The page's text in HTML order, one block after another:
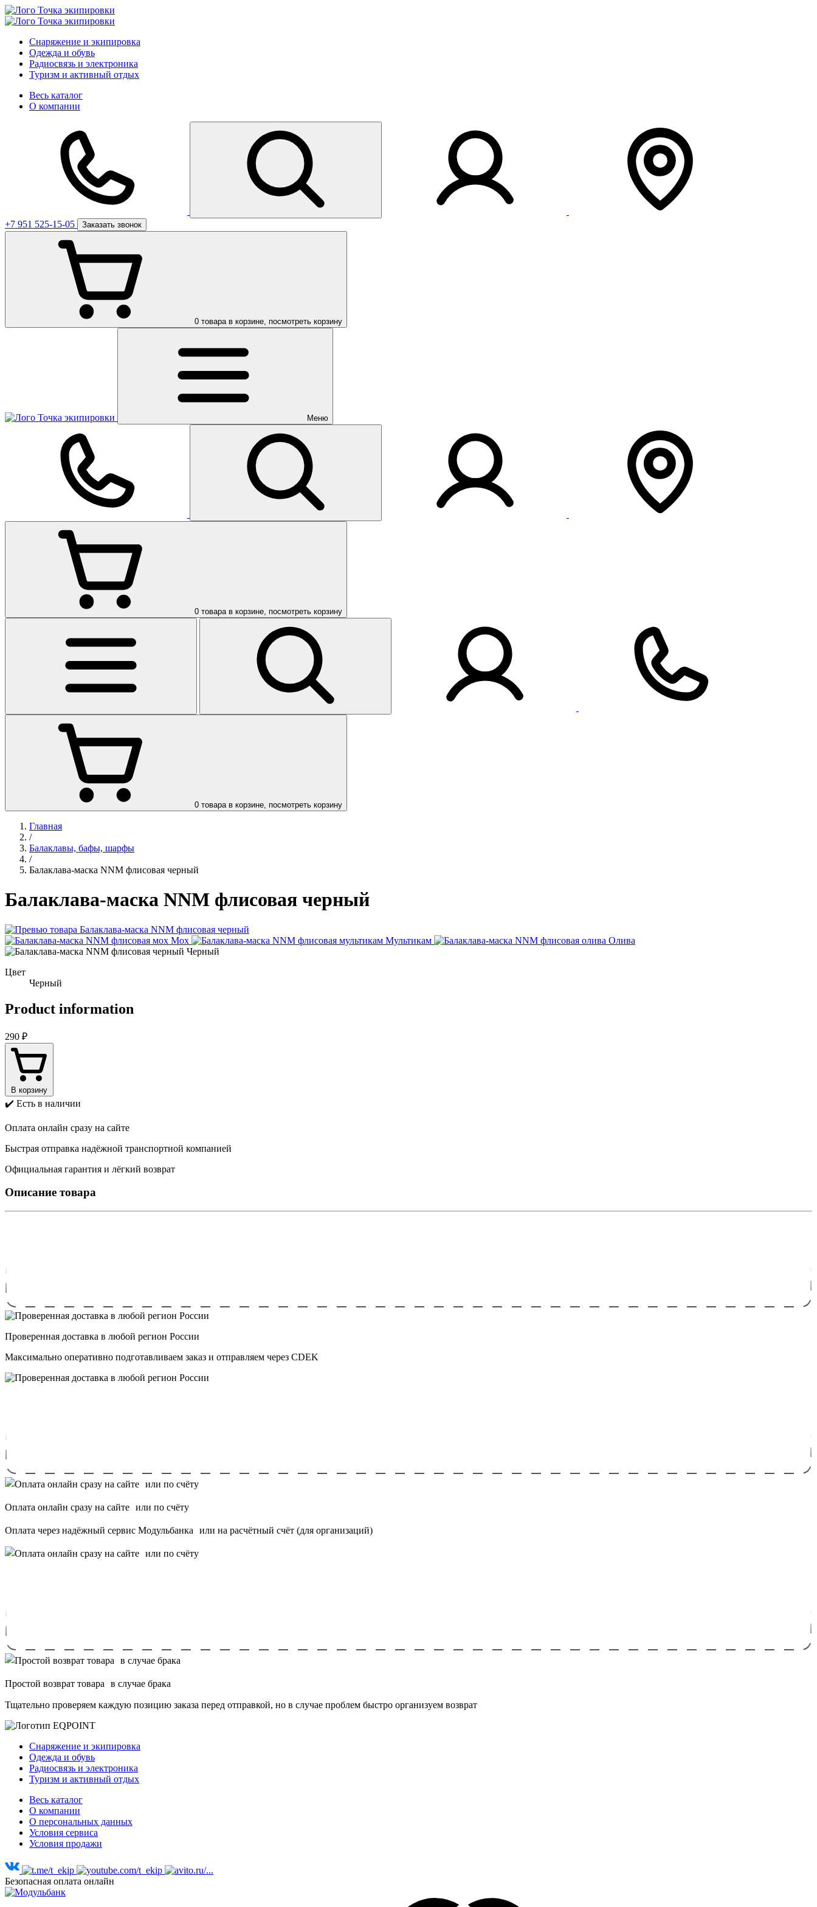
Снаряжение и экипировка
Одежда и обувь
Радиосвязь и электроника
Туризм и активный отдых
Весь каталог
О компании
+7 951 525-15-05 Заказать звонок
0 товара в корзине, посмотреть корзину
Меню
0 товара в корзине, посмотреть корзину
0 товара в корзине, посмотреть корзину
Главная
/
Балаклавы, бафы, шарфы
/
Балаклава-маска NNM флисовая черный
Балаклава-маска NNM флисовая черный
Мох Мультикам
Олива
Черный
Цвет
Черный
Product information
290 ₽
В корзину
✔️ Есть в наличии
Оплата онлайн сразу на сайте
Быстрая отправка надёжной транспортной компанией
Официальная гарантия и лёгкий возврат
Описание товара
Проверенная доставка в любой регион России
Максимально оперативно подготавливаем заказ и отправляем через CDEK
Оплата онлайн сразу на сайте или по счёту
Оплата через надёжный сервис Модульбанка или на расчётный счёт (для организаций)
Простой возврат товара в случае брака
Тщательно проверяем каждую позицию заказа перед отправкой, но в случае проблем быстро организуем возврат
Снаряжение и экипировка
Одежда и обувь
Радиосвязь и электроника
Туризм и активный отдых
Весь каталог
О компании
О персональных данных
Условия сервиса
Условия продажи
Безопасная оплата онлайн